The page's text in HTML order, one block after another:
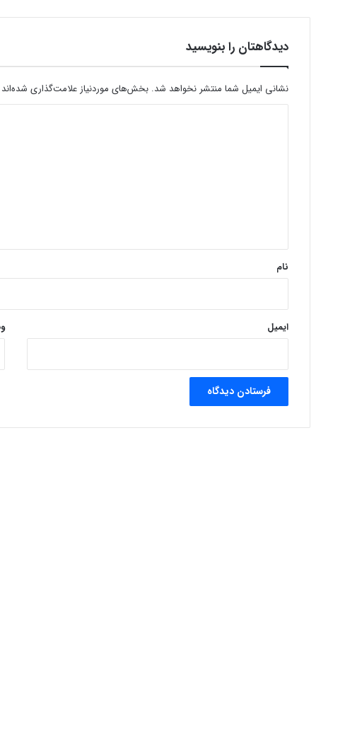
دیدگاهتان را بنویسید
نشانی ایمیل شما منتشر نخواهد شد. بخش‌های موردنیاز علامت‌گذاری شده‌اند
نام
ایمیل